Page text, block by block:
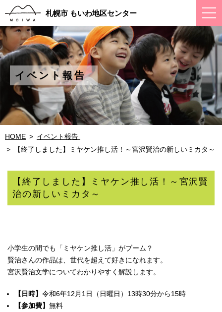
札幌市 もいわ地区センター
イベント報告 
HOME
イベント報告 
【終了しました】ミヤケン推し活！～宮沢賢治の新しいミカタ～
【終了しました】ミヤケン推し活！～宮沢賢
治の新しいミカタ～
小学生の間でも「ミヤケン推し活」がブーム？
賢治さんの作品は、世代を超えて好きになれます。
宮沢賢治文学についてわかりやすく解説します。
【日時】 令和6年12月1日（日曜日）13時30分から15時
【参加費】 無料
ス
マ
ー
ト
フ
ォ
メ
ニ
ュ
ー